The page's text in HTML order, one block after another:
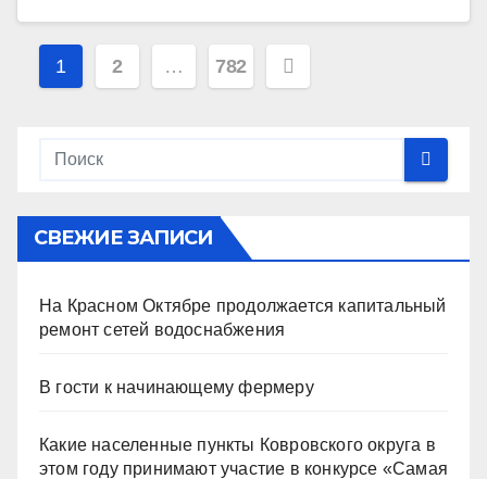
Пагинация
1 2 … 782
СВЕЖИЕ ЗАПИСИ
На Красном Октябре продолжается капитальный
ремонт сетей водоснабжения
В гости к начинающему фермеру
Какие населенные пункты Ковровского округа в
этом году принимают участие в конкурсе «Самая